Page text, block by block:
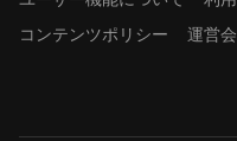
コンテンツポリシー
運営